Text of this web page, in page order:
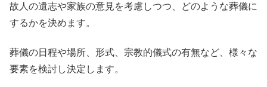
故人の遺志や家族の意見を考慮しつつ、どのような葬儀に
するかを決めます。
葬儀の日程や場所、形式、宗教的儀式の有無など、様々な
要素を検討し決定します。